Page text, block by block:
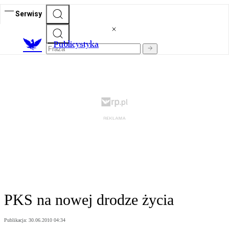
Serwisy
Publicystyka
PKS na nowej drodze życia
Publikacja: 30.06.2010 04:34